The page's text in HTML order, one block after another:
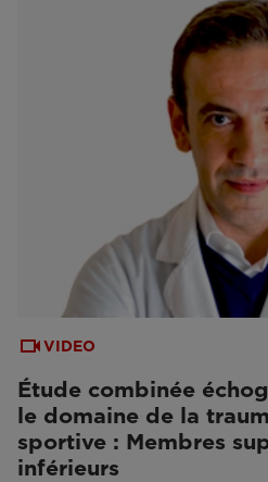
VIDEO
Étude combinée
le domaine de la
sportive : Membres
inférieurs